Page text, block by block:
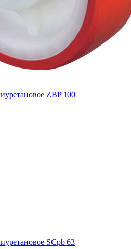
ZBP 100
SCpb 63